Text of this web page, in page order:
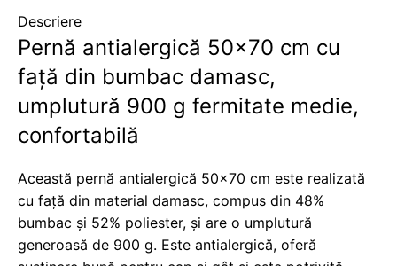
Descriere
Pernă antialergică 50×70 cm cu
față din bumbac damasc,
umplutură 900 g fermitate medie,
confortabilă
Această pernă antialergică 50×70 cm este realizată
cu față din material damasc, compus din 48%
bumbac și 52% poliester, și are o umplutură
generoasă de 900 g. Este antialergică, oferă